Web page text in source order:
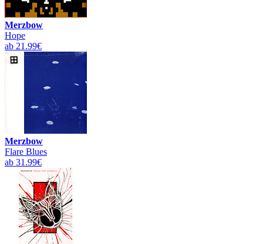
Merzbow
Hope
ab 21.99€
Merzbow
Flare Blues
ab 31.99€